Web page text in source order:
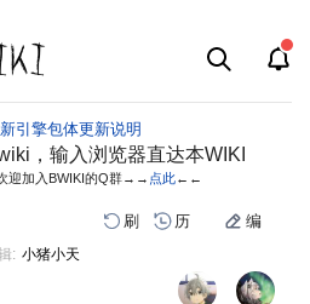
引擎包体更新说明
，输入浏览器直达本WIKI
迎加入BWIKI的Q群→→ 点此←←
刷 历 编
: 小猪小天